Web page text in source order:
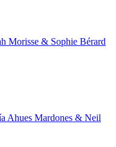
Morisse & Sophie Bérard
Ahues Mardones & Neil